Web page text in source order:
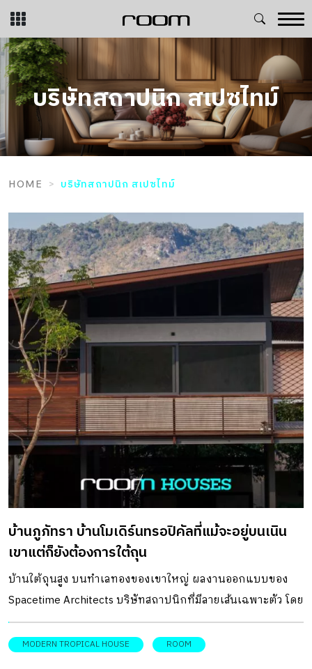
Skip
content
บริษัทสถาปนิก สเปซไทม์
HOME บริษัทสถาปนิก สเปซไทม์
บ้านภูภัทรา บ้านโมเดิร์นทรอปิคัลที่แม้จะอยู่บนเนิน
เขาแต่ก็ยังต้องการใต้ถุน
บ้านใต้ถุนสูง บนทำเลทองของเขาใหญ่ ผลงานออกแบบของ
Spacetime Architects บริษัทสถาปนิกที่มีลายเส้นเฉพาะตัว โดย
มีคำจำกัดความของบ้านว่า “ Modern Tropical House ”
MODERN TROPICAL HOUSE ROOM